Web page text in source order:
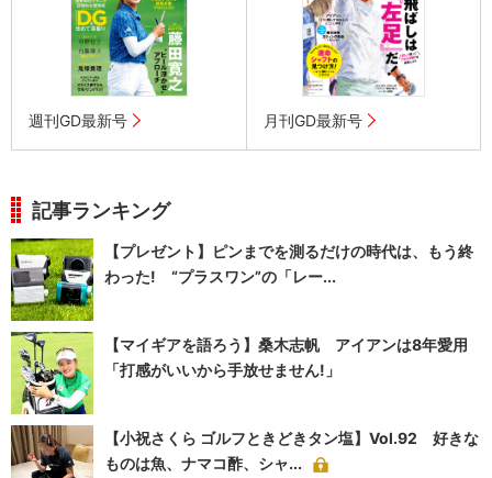
週刊GD最新号 月刊GD最新号
記事ランキング
【プレゼント】ピンまでを測るだけの時代は、もう終
わった! “プラスワン”の「レー...
【マイギアを語ろう】桑木志帆 アイアンは8年愛用
「打感がいいから手放せません!」
【小祝さくら ゴルフときどきタン塩】Vol.92 好きな
ものは魚、ナマコ酢、シャ...